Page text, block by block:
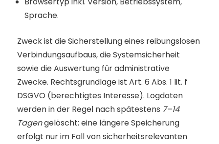
Sprache.
Zweck ist die Sicherstellung eines reibungslosen
Verbindungsaufbaus, die Systemsicherheit
sowie die Auswertung für administrative
Zwecke. Rechtsgrundlage ist Art. 6 Abs. 1 lit. f
DSGVO (berechtigtes Interesse). Logdaten
werden in der Regel nach spätestens 7–14
Tagengelöscht; eine längere Speicherung
erfolgt nur im Fall von sicherheitsrelevanten